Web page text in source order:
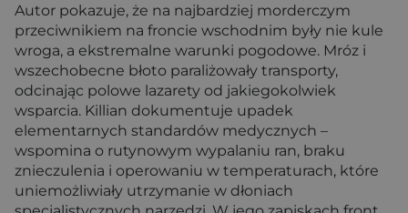
Autor pokazuje, że na najbardziej morderczym
przeciwnikiem na froncie wschodnim były nie kule
wroga, a ekstremalne warunki pogodowe. Mróz i
wszechobecne błoto paraliżowały transporty,
odcinając polowe lazarety od jakiegokolwiek
wsparcia. Killian dokumentuje upadek
elementarnych standardów medycznych –
wspomina o rutynowym wypalaniu ran, braku
znieczulenia i operowaniu w temperaturach, które
uniemożliwiały utrzymanie w dłoniach